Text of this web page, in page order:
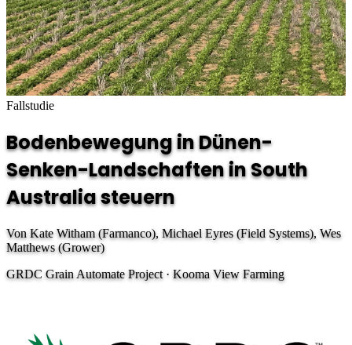
Fallstudie
Bodenbewegung in Dünen-
Senken-Landschaften in South
Australia steuern
Von Kate Witham (Farmanco), Michael Eyres (Field Systems), Wes
Matthews (Grower)
GRDC Grain Automate Project · Kooma View Farming